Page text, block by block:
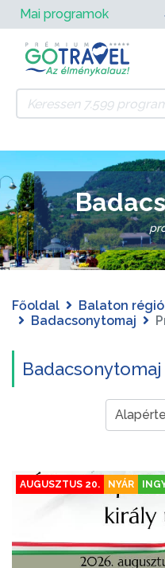
Mai programok
Főoldal Balaton régió
Badacsonytomaj
AUGUSZTUS 20. NYÁR